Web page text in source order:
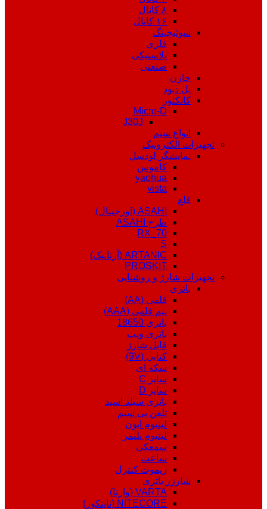
۸ کانال
۱۶ کانال
سوئیچینگ
فلزی
پلاستیکی
صنعتی
خازن
پل دیود
کانکتور
Micro-D
J30J
انواع سیم
تجهیزات الکترونیک
نمایشگر لودسل
کاموس
yaohua
vista
قلع
ASAHI (اورجینال)
طرح ASAHI
RX_70
S
ARTANIC (آرتانیک)
PROSKIT
تجهیزات شارژ و روشنایی
باتری
قلمی (AA)
نیم قلمی (AAA)
باتری 18650
باتری ویپ
قابل شارژ
کتابی (9V)
سکه ای
سایز C
سایز D
باتری سیلد اسید
تلفن بی سیم
لیتیوم ایون
لیتیوم پلیمر
سمعکی
ساعت
ریموت کنترل
شارژر باتری
VARTA (وارتا)
NITECORE (نایتکور)